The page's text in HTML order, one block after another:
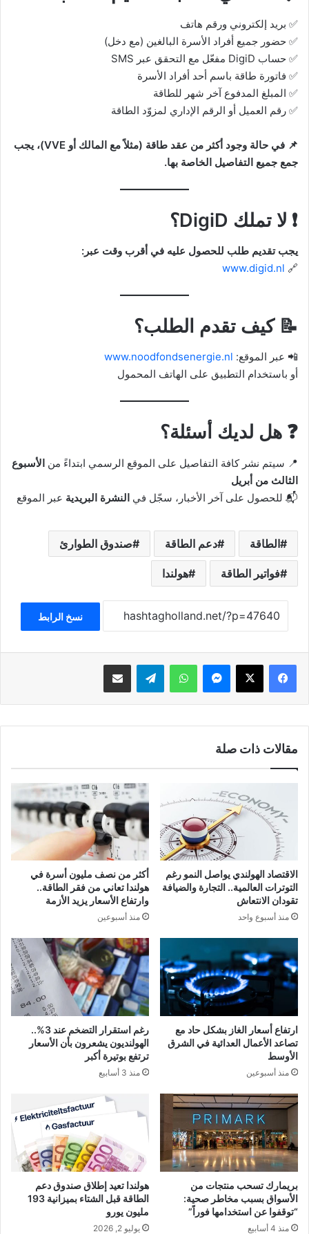
✅ بريد إلكتروني ورقم هاتف
✅ حضور جميع أفراد الأسرة البالغين (مع دخل)
✅ حساب DigiD مفعّل مع التحقق عبر SMS
✅ فاتورة طاقة باسم أحد أفراد الأسرة
✅ المبلغ المدفوع آخر شهر للطاقة
✅ رقم العميل أو الرقم الإداري لمزوّد الطاقة
📌 في حالة وجود أكثر من عقد طاقة (مثلاً مع المالك أو VVE)، يجب
جمع جميع التفاصيل الخاصة بها.
❗ لا تملك DigiD؟
يجب تقديم طلب للحصول عليه في أقرب وقت عبر:
🔗
www.digid.nl
📝كيف تقدم الطلب؟
📲 عبر الموقع: www.noodfondsenergie.nl
أو باستخدام التطبيق على الهاتف المحمول
❓ هل لديك أسئلة؟
📍 سيتم نشر كافة التفاصيل على الموقع الرسمي ابتداءً من الأسبوع
الثالث من أبريل
📬 للحصول على آخر الأخبار، سجّل في النشرة البريدية عبر الموقع
الطاقة دعم الطاقة صندوق الطوارئ
فواتير الطاقة هولندا
نسخ الرابط
فيسبوك ‫X ماسنجر واتساب تيلقرام مشاركة عبر البريد
مقالات ذات صلة
الاقتصاد الهولندي يواصل النمو رغم
التوترات العالمية.. التجارة والضيافة
تقودان الانتعاش
منذ أسبوع واحد
أكثر من نصف مليون أسرة في
هولندا تعاني من فقر الطاقة..
وارتفاع الأسعار يزيد الأزمة
منذ أسبوعين
ارتفاع أسعار الغاز بشكل حاد مع
تصاعد الأعمال العدائية في الشرق
الأوسط
منذ أسبوعين
رغم استقرار التضخم عند 3%..
الهولنديون يشعرون بأن الأسعار
ترتفع بوتيرة أكبر
منذ 3 أسابيع
بريمارك تسحب منتجات من
الأسواق بسبب مخاطر صحية:
“توقفوا عن استخدامها فوراً”
منذ 4 أسابيع
هولندا تعيد إطلاق صندوق دعم
الطاقة قبل الشتاء بميزانية 193
مليون يورو
يوليو 2, 2026